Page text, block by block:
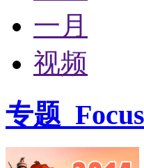
一月
视频
专题 Focus